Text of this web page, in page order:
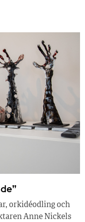
orkidéodling och
Anne Nickels